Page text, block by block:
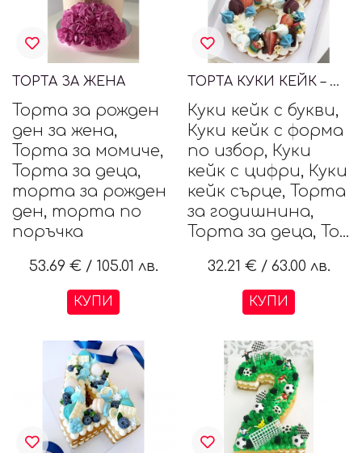
ТОРТА ЗА ЖЕНА
Торта за рожден
ден за жена,
Торта за момиче,
Торта за деца,
торта за рожден
ден, торта по
поръчка
53.69 € / 105.01 лв.
КУПИ
ТОРТА КУКИ КЕЙК – ЦИФРА 8
Куки кейк с букви,
Куки кейк с форма
по избор, Куки
кейк с цифри, Куки
кейк сърце, Торта
за годишнина,
Торта за деца, То...
32.21 € / 63.00 лв.
КУПИ